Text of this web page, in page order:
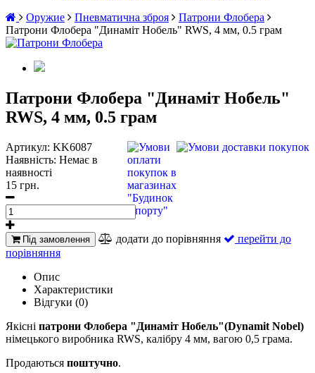
Оружие
Пневматична зброя
Патрони Флобера
Патрони Флобера "Динаміт Нобель" RWS, 4 мм, 0.5 грам
Патрони Флобера "Динаміт Нобель"
RWS, 4 мм, 0.5 грам
Артикул: KK6087
Наявність: Немає в
наявності
15 грн.
Під замовлення додати до порівняння
перейти до
порівняння
Опис
Характеристики
Відгуки (0)
Якісні патрони Флобера "Динаміт Нобель"(Dynamit Nobel)
німецького виробника RWS, калібру 4 мм, вагою 0,5 грама.
Продаються поштучно.